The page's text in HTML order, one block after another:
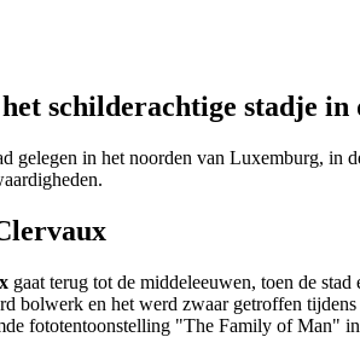
schilderachtige stadje in
gelegen in het noorden van Luxemburg,
gaat terug tot de middeleeuwen, toen de
bolwerk en het werd zwaar getroffen
fototentoonstelling "The Family of Man"